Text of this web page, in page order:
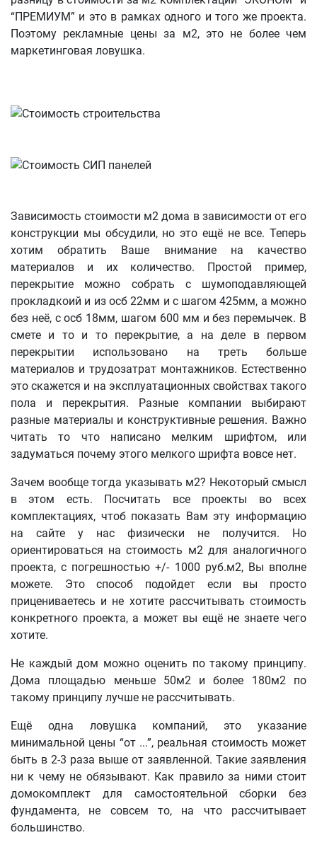
“ПРЕМИУМ” и это в рамках одного и того же проекта.
Поэтому рекламные цены за м2, это не более чем
маркетинговая ловушка.
Зависимость стоимости м2 дома в зависимости от его
конструкции мы обсудили, но это ещё не все. Теперь
хотим обратить Ваше внимание на качество
материалов и их количество. Простой пример,
перекрытие можно собрать с шумоподавляющей
прокладкоий и из осб 22мм и с шагом 425мм, а можно
без неё, с осб 18мм, шагом 600 мм и без перемычек. В
смете и то и то перекрытие, а на деле в первом
перекрытии использовано на треть больше
материалов и трудозатрат монтажников. Естественно
это скажется и на эксплуатационных свойствах такого
пола и перекрытия. Разные компании выбирают
разные материалы и конструктивные решения. Важно
читать то что написано мелким шрифтом, или
задуматься почему этого мелкого шрифта вовсе нет.
Зачем вообще тогда указывать м2? Некоторый смысл
в этом есть. Посчитать все проекты во всех
комплектациях, чтоб показать Вам эту информацию
на сайте у нас физически не получится. Но
ориентироваться на стоимость м2 для аналогичного
проекта, с погрешностью +/- 1000 руб.м2, Вы вполне
можете. Это способ подойдет если вы просто
прицениваетесь и не хотите рассчитывать стоимость
конкретного проекта, а может вы ещё не знаете чего
хотите.
Не каждый дом можно оценить по такому принципу.
Дома площадью меньше 50м2 и более 180м2 по
такому принципу лучше не рассчитывать.
Ещё одна ловушка компаний, это указание
минимальной цены “от ...”, реальная стоимость может
быть в 2-3 раза выше от заявленной. Такие заявления
ни к чему не обязывают. Как правило за ними стоит
домокомплект для самостоятельной сборки без
фундамента, не совсем то, на что рассчитывает
большинство.